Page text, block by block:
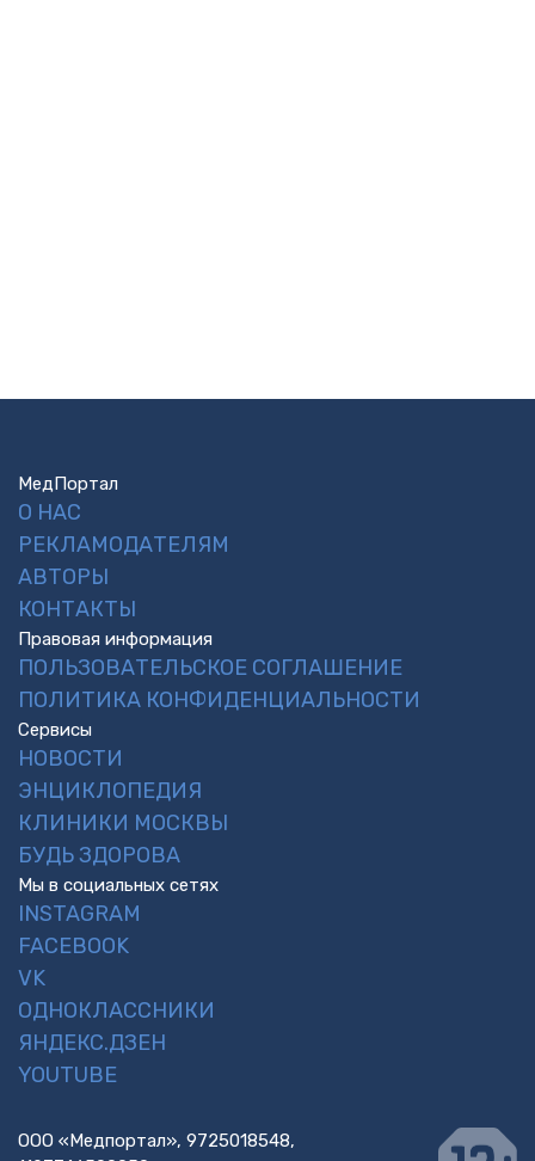
МедПортал
О НАС
РЕКЛАМОДАТЕЛЯМ
АВТОРЫ
КОНТАКТЫ
Правовая информация
ПОЛЬЗОВАТЕЛЬСКОЕ СОГЛАШЕНИЕ
ПОЛИТИКА КОНФИДЕНЦИАЛЬНОСТИ
Сервисы
НОВОСТИ
ЭНЦИКЛОПЕДИЯ
КЛИНИКИ МОСКВЫ
БУДЬ ЗДОРОВА
Мы в социальных сетях
INSTAGRAM
FACEBOOK
VK
ОДНОКЛАССНИКИ
ЯНДЕКС.ДЗЕН
YOUTUBE
ООО «Медпортал», 9725018548,